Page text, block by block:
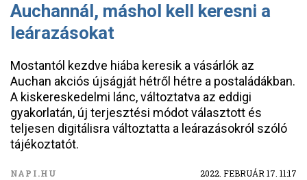
Auchannál, máshol kell keresni a
leárazásokat
Mostantól kezdve hiába keresik a vásárlók az
Auchan akciós újságját hétről hétre a postaládákban.
A kiskereskedelmi lánc, változtatva az eddigi
gyakorlatán, új terjesztési módot választott és
teljesen digitálisra változtatta a leárazásokról szóló
tájékoztatót.
NAPI.HU 2022. FEBRUÁR 17. 11:17